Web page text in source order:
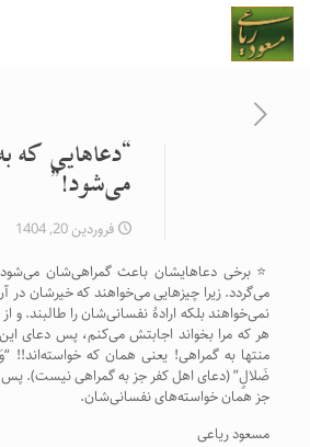
“دعاهایی که
می‌شود!”
فروردین 20, 1404
⭐️ برخی دعاهایشان باعث گمراهی‌شان
می‌گردد. زیرا چیزهایی می‌خواهند که خیرشان در
نمی‌خواهند بلکه ارادهٔ نفسانی‌شان را طالبند. و
هر که مرا بخواند اجابتش می‌کنم، پس دعای
منتها به گمراهی! یعنی همان که خواسته‌اند!!
ضَلالٍ” (دعای اهل کفر جز به گمراهی نیست).
جز همان خواسته‌های نفسانی‌شان.
مسعود ریاعی